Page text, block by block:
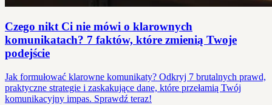
Czego nikt Ci nie mówi o klarownych
komunikatach? 7 faktów, które zmienią Twoje
podejście
Jak formułować klarowne komunikaty? Odkryj 7 brutalnych prawd,
praktyczne strategie i zaskakujące dane, które przełamią Twój
komunikacyjny impas. Sprawdź teraz!